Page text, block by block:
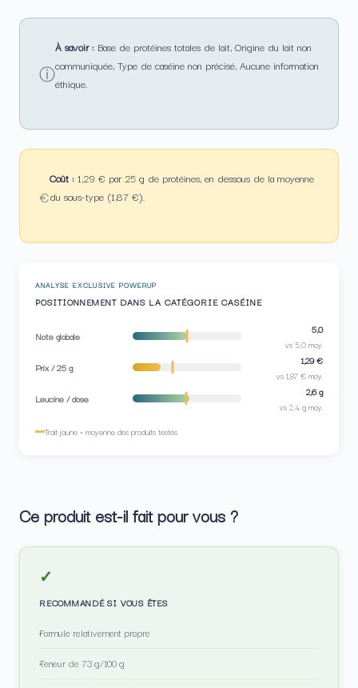
ⓘ
À savoir : Base de protéines totales de lait, Origine du lait non
communiquée, Type de caséine non précisé, Aucune information
éthique.
€
Coût : 1,29 € par 25 g de protéines, en dessous de la moyenne
du sous-type (1,87 €).
ANALYSE EXCLUSIVE POWERUP
POSITIONNEMENT DANS LA CATÉGORIE CASÉINE
Note globale 5,0
vs 5,0 moy.
Prix / 25 g 1,29 €
vs 1,87 € moy.
Leucine / dose 2,6 g
vs 2,4 g moy.
Trait jaune = moyenne des produits testés
Ce produit est-il fait pour vous ?
✓
RECOMMANDÉ SI VOUS ÊTES
Formule relativement propre
Teneur de 73 g/100 g